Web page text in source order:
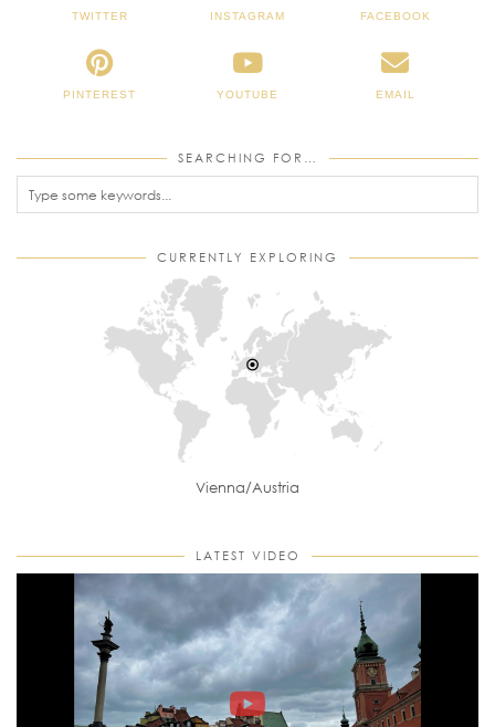
TWITTER INSTAGRAM FACEBOOK
PINTEREST YOUTUBE EMAIL
SEARCHING FOR…
CURRENTLY EXPLORING
Vienna/Austria
LATEST VIDEO